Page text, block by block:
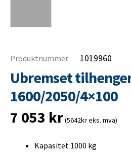
Produktnummer: 1019960
Ubremset
1600/2050/4×100
7 053 kr(5642kr eks. mva)
Kapasitet 1000 kg